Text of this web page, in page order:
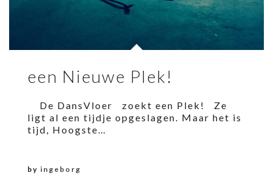
een Nieuwe Plek!
De DansVloer zoekt een Plek! Ze
ligt al een tijdje opgeslagen. Maar het is
tijd, Hoogste…
by ingeborg